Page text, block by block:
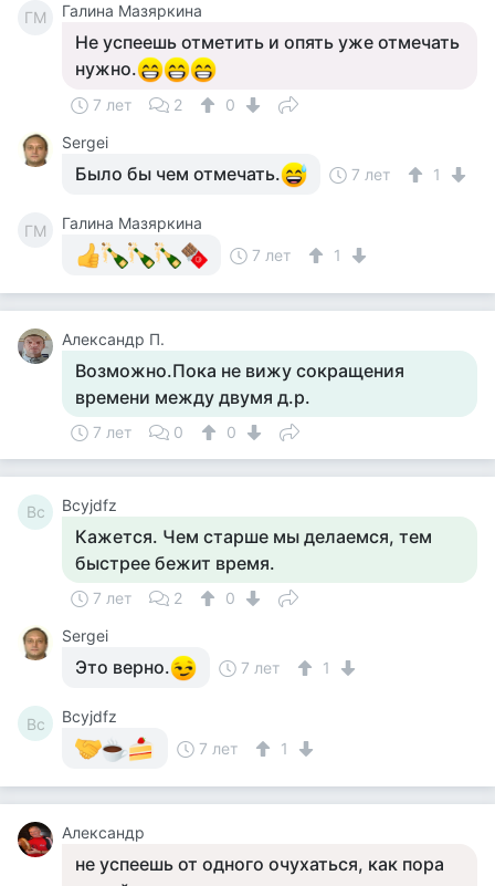
ГМ Галина Мазяркина
Не успеешь отметить и опять уже отмечать
нужно.
7 лет 2
0
Sergei
Было бы чем отмечать. 7 лет 1
ГМ
Галина Мазяркина
7 лет
1
Александр П.
Возможно.Пока не вижу сокращения
времени между двумя д.р.
7 лет 0 0
Bc Bcyjdfz
Кажется. Чем старше мы делаемся, тем
быстрее бежит время.
7 лет 2
0
Sergei
Это верно. 7 лет 1
Bc
Bcyjdfz
7 лет
1
Александр
не успеешь от одного очухаться, как пора